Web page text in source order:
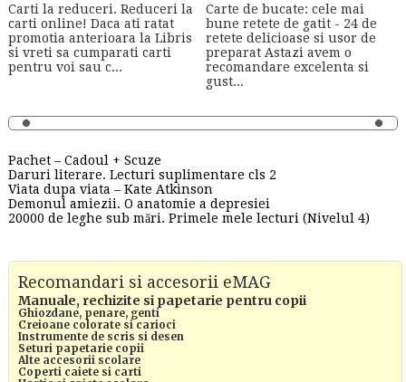
Carti la reduceri. Reduceri la
carti online! Daca ati ratat
promotia anterioara la Libris
si vreti sa cumparati carti
pentru voi sau c...
Carte de bucate: cele mai
bune retete de gatit - 24 de
retete delicioase si usor de
preparat Astazi avem o
recomandare excelenta si
gust...
Pachet – Cadoul + Scuze
Daruri literare. Lecturi suplimentare cls 2
Viata dupa viata – Kate Atkinson
Demonul amiezii. O anatomie a depresiei
20000 de leghe sub mări. Primele mele lecturi (Nivelul 4)
Recomandari si accesorii eMAG
Manuale, rechizite si papetarie pentru copii
Ghiozdane, penare, genti
Creioane colorate si carioci
Instrumente de scris si desen
Seturi papetarie copii
Alte accesorii scolare
Coperti caiete si carti